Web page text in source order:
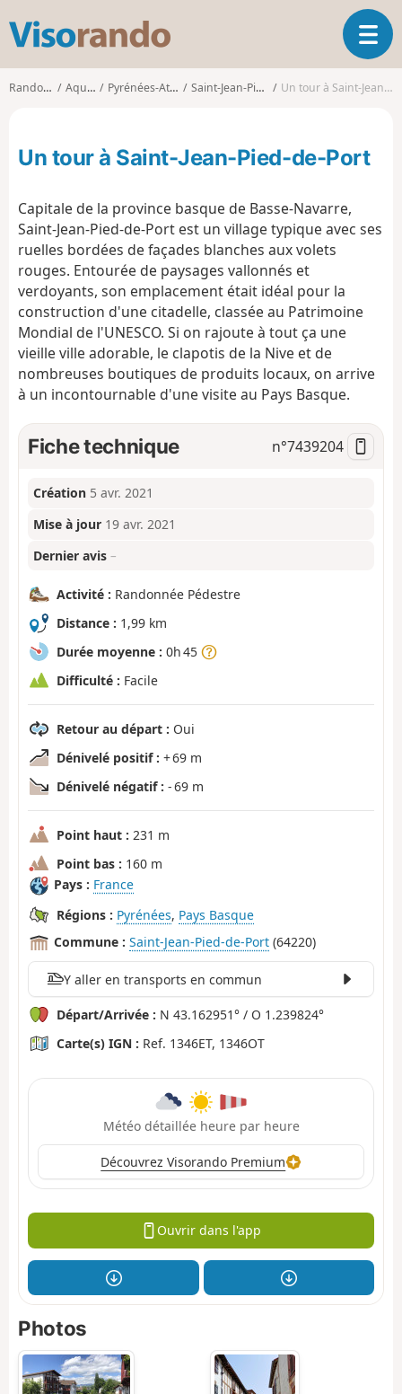
s
d
O
u
l
v
Randonnées Aquitaine Pyrénées-Atlantiques Saint-Jean-Pied-de-Port Un tour à Saint-Jean-Pied-de-Port
Un tour à Saint-Jean-Pied-de-Port
Capitale de la province basque de Basse-Navarre,
Saint-Jean-Pied-de-Port est un village typique avec ses
ruelles bordées de façades blanches aux volets
rouges. Entourée de paysages vallonnés et
verdoyants, son emplacement était idéal pour la
construction d'une citadelle, classée au Patrimoine
Mondial de l'UNESCO. Si on rajoute à tout ça une
vieille ville adorable, le clapotis de la Nive et de
nombreuses boutiques de produits locaux, on arrive
à un incontournable d'une visite au Pays Basque.
Fiche technique n°7439204
Création 5 avr. 2021
Mise à jour 19 avr. 2021
Dernier avis –
Activité : Randonnée Pédestre
Distance : 1,99 km
Durée moyenne : 0h 45
Difficulté : Facile
Retour au départ : Oui
Dénivelé positif : + 69 m
Dénivelé négatif : - 69 m
Point haut : 231 m
Point bas : 160 m
Pays : France
Régions : Pyrénées, Pays Basque
Commune : Saint-Jean-Pied-de-Port (64220)
Y aller en transports en commun
Départ/Arrivée : N 43.162951° / O 1.239824°
Carte(s) IGN : Ref. 1346ET, 1346OT
Météo détaillée heure par heure
Découvrez Visorando Premium
Ouvrir dans l'app
Photos